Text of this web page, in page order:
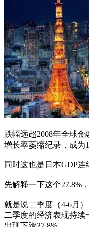
跌幅远超2008年全球
增长率萎缩纪录，成为
同时这也是日本GDP连
先解释一下这个27.8%
就是说二季度（4-6月
二季度的经济表现持续